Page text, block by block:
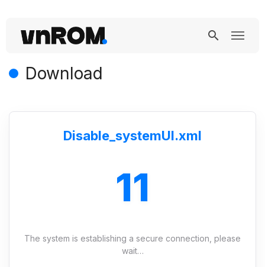
Download
Disable_systemUI.xml
10
The system is establishing a secure connection, please
wait…